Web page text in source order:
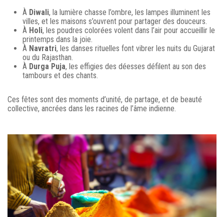
À Diwali, la lumière chasse l’ombre, les lampes illuminent les
villes, et les maisons s’ouvrent pour partager des douceurs.
À Holi, les poudres colorées volent dans l’air pour accueillir le
printemps dans la joie.
À Navratri, les danses rituelles font vibrer les nuits du Gujarat
ou du Rajasthan.
À Durga Puja, les effigies des déesses défilent au son des
tambours et des chants.
Ces fêtes sont des moments d’unité, de partage, et de beauté
collective, ancrées dans les racines de l’âme indienne.